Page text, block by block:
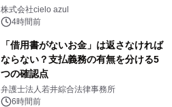
株式会社cielo azul
4時間前
「借用書がないお金」は返さなければ
ならない？支払義務の有無を分ける5
つの確認点
弁護士法人若井綜合法律事務所
6時間前